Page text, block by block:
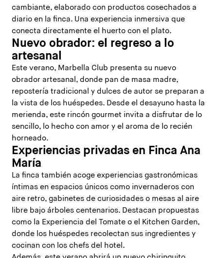
cambiante, elaborado con productos cosechados a
diario en la finca. Una experiencia inmersiva que
conecta directamente el huerto con el plato.
Nuevo obrador: el regreso a lo
artesanal
Este verano, Marbella Club presenta su nuevo
obrador artesanal, donde pan de masa madre,
repostería tradicional y dulces de autor se preparan a
la vista de los huéspedes. Desde el desayuno hasta la
merienda, este rincón gourmet invita a disfrutar de lo
sencillo, lo hecho con amor y el aroma de lo recién
horneado.
Experiencias privadas en Finca Ana
María
La finca también acoge experiencias gastronómicas
íntimas en espacios únicos como invernaderos con
aire retro, gabinetes de curiosidades o mesas al aire
libre bajo árboles centenarios. Destacan propuestas
como la Experiencia del Tomate o el Kitchen Garden,
donde los huéspedes recolectan sus ingredientes y
cocinan con los chefs del hotel.